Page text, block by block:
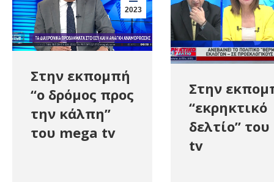
2023
Στην εκπομπή
“ο δρόμος προς
την κάλπη”
του mega tv
Στην
“εκρηκτικό
δελτίο”
tv